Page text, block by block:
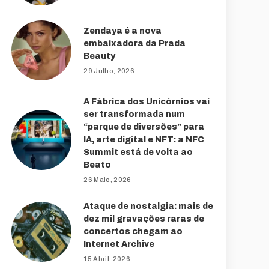
Zendaya é a nova
embaixadora da Prada
Beauty
29 Julho, 2026
A Fábrica dos Unicórnios vai
ser transformada num
“parque de diversões” para
IA, arte digital e NFT: a NFC
Summit está de volta ao
Beato
26 Maio, 2026
Ataque de nostalgia: mais de
dez mil gravações raras de
concertos chegam ao
Internet Archive
15 Abril, 2026